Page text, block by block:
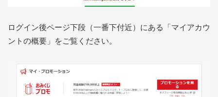
ログイン後ページ下段（一番下付近）にある「マイアカウ
ントの概要」をご覧ください。